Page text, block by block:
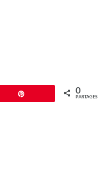
0
PARTAGES